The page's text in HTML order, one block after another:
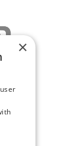
×